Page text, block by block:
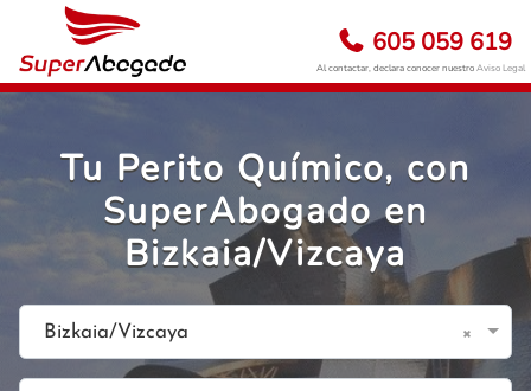
605 059 619
Al contactar, declara conocer nuestroAviso Legal
Tu Perito Químico, con
SuperAbogado en
Bizkaia/Vizcaya
Bizkaia/Vizcaya ×